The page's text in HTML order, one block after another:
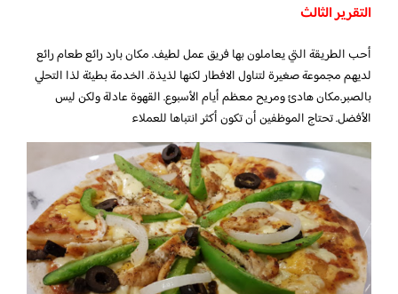
التقرير الثالث
أحب الطريقة التي يعاملون بها فريق عمل لطيف. مكان بارد رائع طعام رائع
لديهم مجموعة صغيرة لتناول الافطار لكنها لذيذة. الخدمة بطيئة لذا التحلي
بالصبر.مكان هادئ ومريح معظم أيام الأسبوع. القهوة عادلة ولكن ليس
الأفضل. تحتاج الموظفين أن تكون أكثر انتباها للعملاء